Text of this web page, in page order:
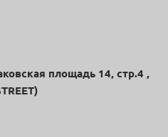
площадь 14, стр.4 ,